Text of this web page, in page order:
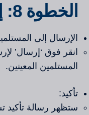
الخطوة 8: إرسال العقد
الإرسال إلى
انقر فوق ‘إرسال’
المستلمين المعينين.
تأكيد:
ستظهر رسالة تأكيد